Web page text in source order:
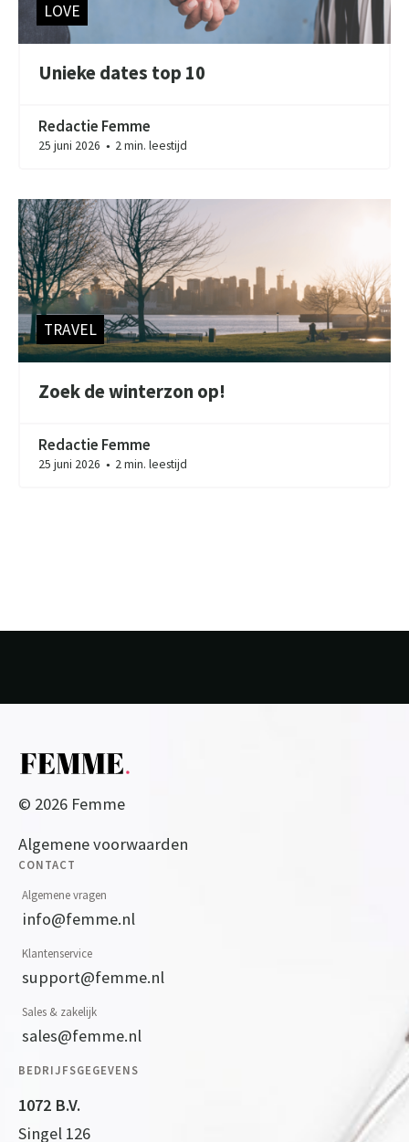
LOVE
Unieke dates top 10
Redactie Femme
25 juni 2026 ● 2 min. leestijd
TRAVEL
Zoek de winterzon op!
Redactie Femme
25 juni 2026 ● 2 min. leestijd
© 2026 Femme
Algemene voorwaarden
CONTACT
Algemene vragen
info@femme.nl
Klantenservice
support@femme.nl
Sales & zakelijk
sales@femme.nl
BEDRIJFSGEGEVENS
1072 B.V.
Singel 126